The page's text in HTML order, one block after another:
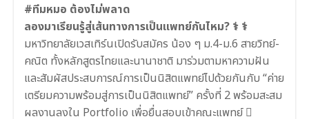
#ทีมหมอ ต้องไม่พลาด
ลองมาเรียนรู้สู่เส้นทางการเป็นแพทย์กันไหม? ‍⚕️ ‍⚕️
มหาวิทยาลัยเวสเทิร์นเปิดรับสมัคร น้อง ๆ ม.4-ม.6 สายวิทย์-
คณิต ทั้งหลักสูตรไทยและนานาชาติ มาร่วมตามหาความฝัน
และสัมผัสประสบการณ์การเป็นนิสิตแพทย์ไปด้วยกันกับ “ค่าย
เตรียมความพร้อมสู่การเป็นนิสิตแพทย์” ครั้งที่ 2 พร้อมสะสม
ผลงานลงใน Portfolio เพื่อยื่นสอบเข้าคณะแพทย์ ‍⚕